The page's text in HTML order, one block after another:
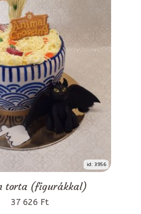
id: 3956
torta (figurákkal)
37 626 Ft